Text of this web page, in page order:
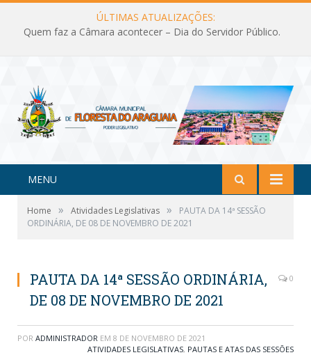
ÚLTIMAS ATUALIZAÇÕES:
Quem faz a Câmara acontecer – Dia do Servidor Público.
MENU
Home » Atividades Legislativas »
PAUTA DA 14ª SESSÃO
ORDINÁRIA, DE 08 DE NOVEMBRO DE 2021
PAUTA DA 14ª SESSÃO ORDINÁRIA,
DE 08 DE NOVEMBRO DE 2021
0
POR ADMINISTRADOR EM 8 DE NOVEMBRO DE 2021
ATIVIDADES LEGISLATIVAS, PAUTAS E ATAS DAS SESSÕES